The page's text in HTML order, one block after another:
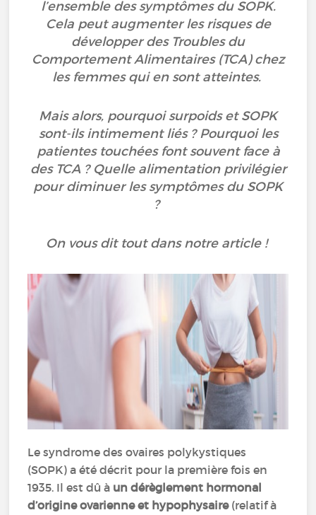
l’ensemble des symptômes du SOPK.
Cela peut augmenter les risques de
développer des Troubles du
Comportement Alimentaires (TCA) chez
les femmes qui en sont atteintes.
Mais alors, pourquoi surpoids et SOPK
sont-ils intimement liés ? Pourquoi les
patientes touchées font souvent face à
des TCA ? Quelle alimentation privilégier
pour diminuer les symptômes du SOPK
?
On vous dit tout dans notre article !
Le syndrome des ovaires polykystiques
(SOPK) a été décrit pour la première fois en
1935. Il est dû à un dérèglement hormonal
d’origine ovarienne et hypophysaire(relatif à